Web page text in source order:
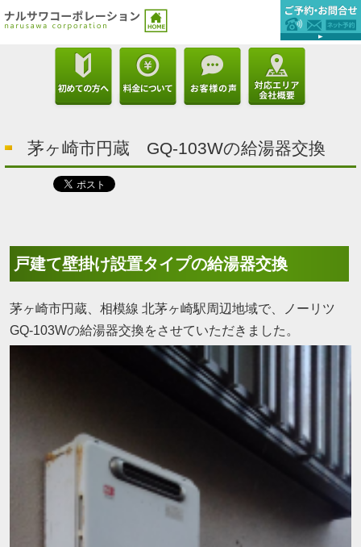
茅ヶ崎市円蔵 GQ-103Wの給湯器交換
戸建て壁掛け設置タイプの給湯器交換
茅ヶ崎市円蔵、相模線 北茅ヶ崎駅周辺地域で、ノーリツ
GQ-103Wの給湯器交換をさせていただきました。